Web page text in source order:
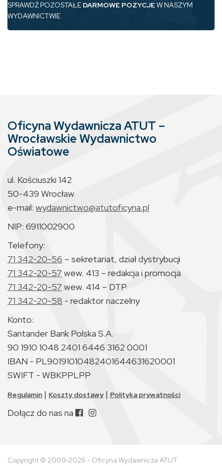
SPRAWDŹ POZOSTAŁE DARMOWE POZYCJEW NASZYM
WYDAWNICTWIE
Oficyna Wydawnicza ATUT –
Wrocławskie Wydawnictwo
Oświatowe
ul. Kościuszki 142
50-439 Wrocław
e-mail: wydawnictwo@atutoficyna.pl
NIP: 6911002900
Telefony:
71 342-20-56 – sekretariat, dział dystrybucji
71 342-20-57 wew. 413 – redakcja i promocja
71 342-20-57 wew. 414 – DTP
71 342-20-58 - redaktor naczelny
Konto:
Santander Bank Polska S.A.
90 1910 1048 2401 6446 3162 0001
IBAN - PL90191010482401644631620001
SWIFT - WBKPPLPP
Regulamin | Koszty dostawy | Polityka prywatności
Dołącz do nas na
Copyright © 2009-2026 - Oficyna Wydawnicza ATUT